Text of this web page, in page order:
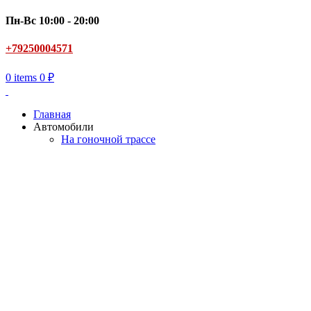
Пн-Вс 10:00 - 20:00
+79250004571
0 items 0 ₽
Главная
Автомобили
На гоночной трассе